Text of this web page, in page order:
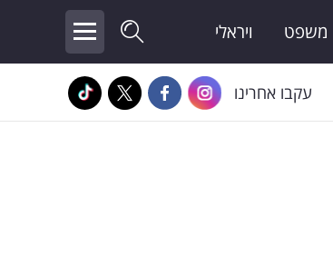
משפט ויראלי
עקבו אחרינו